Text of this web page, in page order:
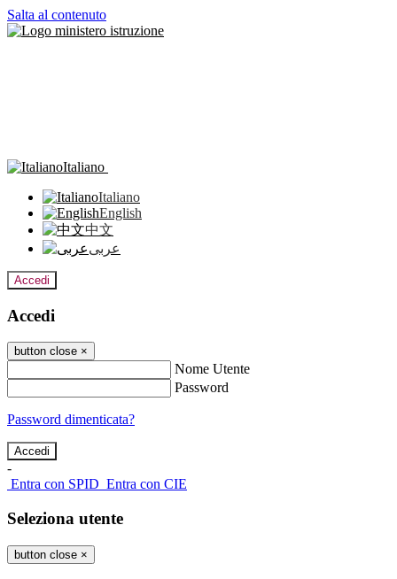
Salta al contenuto
Italiano
Italiano
English
中文
عربى
Accedi
Accedi
button close ×
Nome Utente
Password
Password dimenticata?
-
Entra con SPID Entra con CIE
Seleziona utente
button close ×